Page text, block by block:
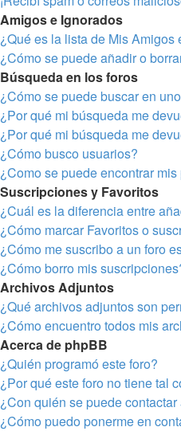
Amigos e Ignorados
¿Qué es la lista de Mis Amigos
¿Cómo se puede añadir o
Búsqueda en los foros
¿Cómo se puede buscar en
¿Por qué mi búsqueda me
¿Por qué mi búsqueda me
¿Cómo busco usuarios?
¿Como se puede encontrar
Suscripciones y Favoritos
¿Cuál es la diferencia entre
¿Cómo marcar Favoritos o
¿Cómo me suscribo a un foro
¿Cómo borro mis
Archivos Adjuntos
¿Qué archivos adjuntos son
¿Cómo encuentro todos mis
Acerca de phpBB
¿Quién programó este foro?
¿Por qué este foro no tiene tal
¿Con quién se puede
¿Cómo puedo ponerme en